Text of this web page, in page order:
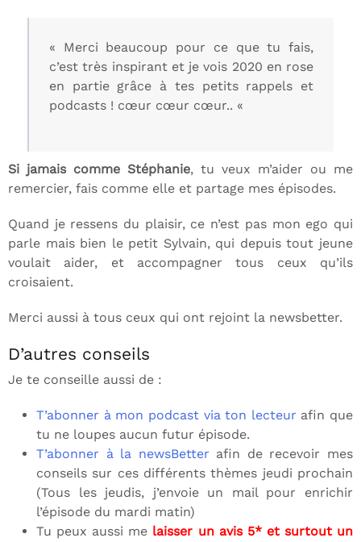
« Merci beaucoup pour ce que tu fais,
c’est très inspirant et je vois 2020 en rose
en partie grâce à tes petits rappels et
podcasts ! cœur cœur cœur.. «
Si jamais comme Stéphanie, tu veux m’aider ou me
remercier, fais comme elle et partage mes épisodes.
Quand je ressens du plaisir, ce n’est pas mon ego qui
parle mais bien le petit Sylvain, qui depuis tout jeune
voulait aider, et accompagner tous ceux qu’ils
croisaient.
Merci aussi à tous ceux qui ont rejoint la newsbetter.
D’autres conseils
Je te conseille aussi de :
T’abonner à mon podcast via ton lecteur afin que
tu ne loupes aucun futur épisode.
T’abonner à la newsBetter afin de recevoir mes
conseils sur ces différents thèmes jeudi prochain
(Tous les jeudis, j’envoie un mail pour enrichir
l’épisode du mardi matin)
Tu peux aussi me laisser un avis 5* et surtout un